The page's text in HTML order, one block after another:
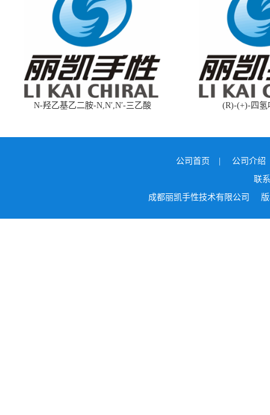
N-羟乙基乙二胺-N,N′,N′-三乙酸 (R)-(+)-四氢
公司首页
公司介绍
联
成都丽凯手性技术有限公司